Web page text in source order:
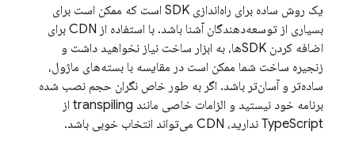
یک روش ساده برای راه‌اندازی SDK است که ممکن است برای
بسیاری از توسعه‌دهندگان آشنا باشد. با استفاده از CDN برای
اضافه کردن SDKها، به ابزار ساخت نیاز نخواهید داشت و
زنجیره ساخت شما ممکن است در مقایسه با بسته‌های ماژول،
ساده‌تر و آسان‌تر باشد. اگر به طور خاص نگران حجم نصب شده
برنامه خود نیستید و الزامات خاصی مانند transpiling از
TypeScript ندارید، CDN می‌تواند انتخاب خوبی باشد.